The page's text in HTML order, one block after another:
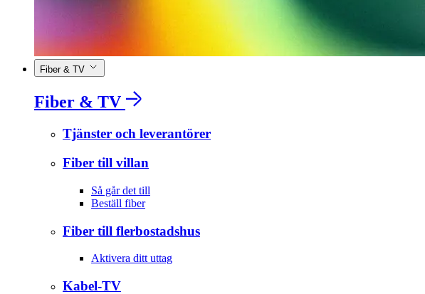
Fiber & TV
Fiber & TV
Tjänster och leverantörer
Fiber till villan
Så går det till
Beställ fiber
Fiber till flerbostadshus
Aktivera ditt uttag
Kabel-TV